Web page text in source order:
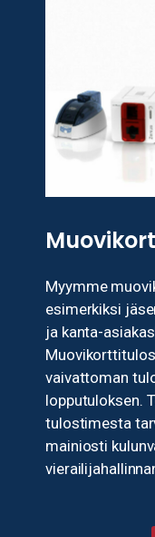
Myymme
esimerkiksi
ja kanta-
vaivattoman
lopputuloksen.
tulostimesta
mainiosti